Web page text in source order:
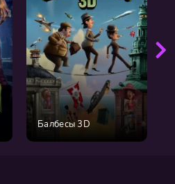
Балбесы 3D